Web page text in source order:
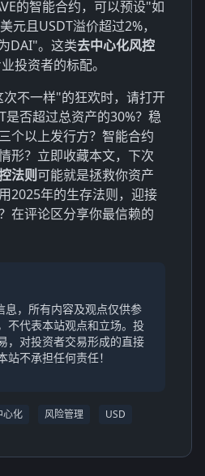
的智能合约，可以预设"如
元且USDT溢价超过2%，
DAI"。这类去中心化风控
投资者的标配。
不一样"的狂欢时，请打开
是否超过总资产的30%？稳
个以上发行方？智能合约
形？立即收藏本文，下次
法则可能就是拯救你资产
2025年的生存法则，迎接
在评论区分享你最信赖的
息，所有内容及观点仅供参
不代表本站观点和立场。投
，对投资者交易形成的直接
不承担任何责任！
心化 风险管理 USD